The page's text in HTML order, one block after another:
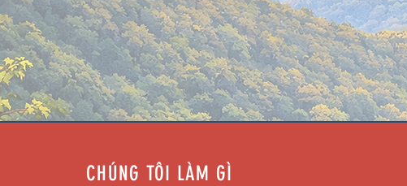
CHÚNG TÔI LÀM GÌ